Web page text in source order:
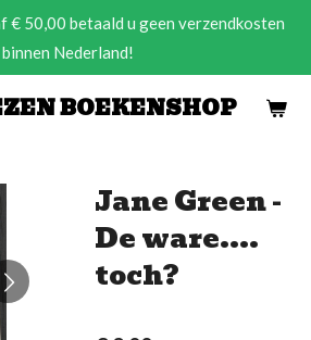
BOEKENSHOP
€ 50,00 betaald u geen verzendkosten
binnen Nederland!
Jane Green -
De ware....
toch?